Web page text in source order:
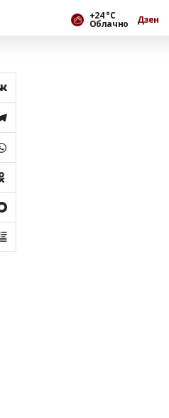
+24 °С
Облачно Дзен